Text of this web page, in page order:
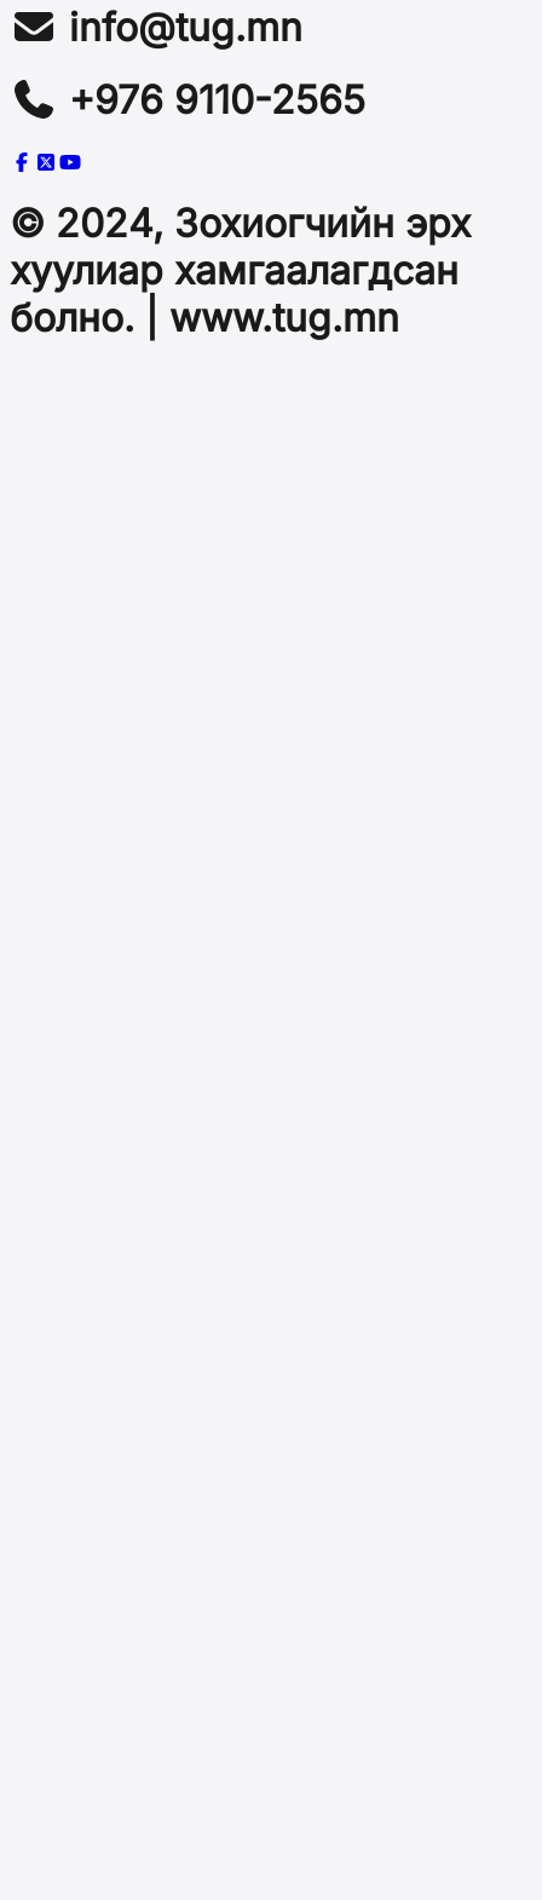
info@tug.mn
+976 9110-2565
© 2024, Зохиогчийн эрх
хуулиар хамгаалагдсан
болно. | www.tug.mn